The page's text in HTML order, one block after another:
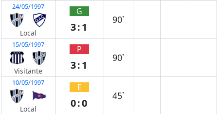
24/05/1997
Local
G
3:1
90`
15/05/1997
Visitante
P
3:1
90`
10/05/1997
Local
E
0:0
45`